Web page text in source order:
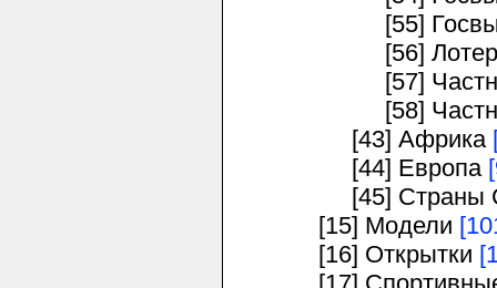
[55]
[56] Лотереи,
[57] Частные
[58] Частные
[43] Африка
[44] Европа
[45] Страны
[15] Модели
[16] Открытки